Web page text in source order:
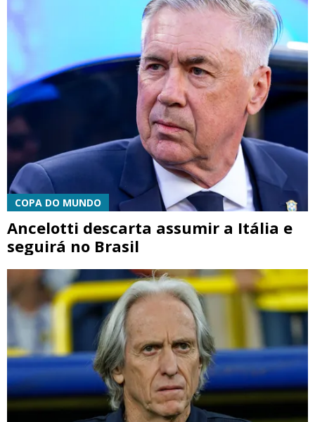
COPA DO MUNDO
Ancelotti descarta assumir a Itália e
seguirá no Brasil